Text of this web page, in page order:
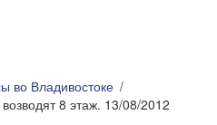
во Владивостоке
8 этаж. 13/08/2012